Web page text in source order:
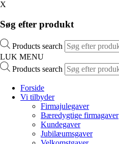
X
Søg efter produkt
Products search
LUK MENU
Products search
Forside
Vi tilbyder
Firmajulegaver
Bæredygtige firmagaver
Kundegaver
Jubilæumsgaver